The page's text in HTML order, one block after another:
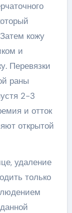
кожу
и
Перевязки
раны
2-3
и отток
открытой
удаление
только